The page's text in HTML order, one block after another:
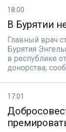
18:00
В Бурятии
Главный врач
Бурятия
в республике
донорства,
17:01